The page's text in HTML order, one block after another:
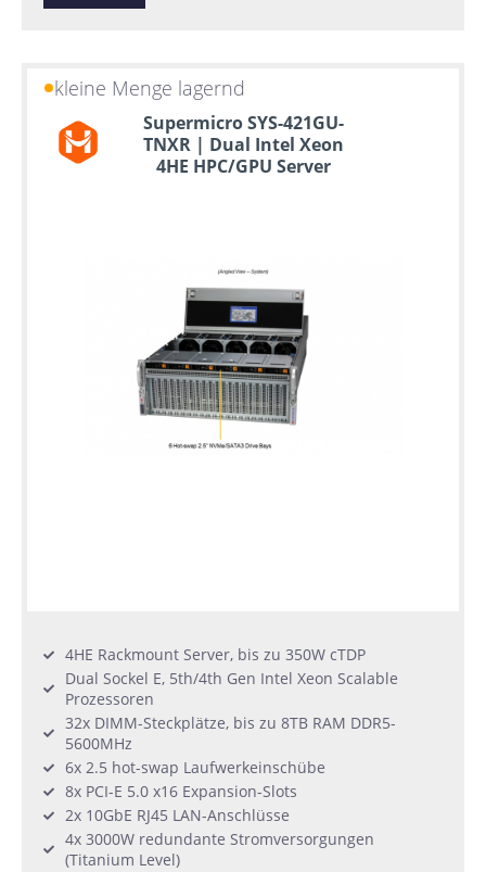
kleine Menge lagernd
Supermicro SYS-421GU-
TNXR | Dual Intel Xeon
4HE HPC/GPU Server
4HE Rackmount Server, bis zu 350W cTDP
Dual Sockel E, 5th/4th Gen Intel Xeon Scalable
Prozessoren
32x DIMM-Steckplätze, bis zu 8TB RAM DDR5-
5600MHz
6x 2.5 hot-swap Laufwerkeinschübe
8x PCI-E 5.0 x16 Expansion-Slots
2x 10GbE RJ45 LAN-Anschlüsse
4x 3000W redundante Stromversorgungen
(Titanium Level)